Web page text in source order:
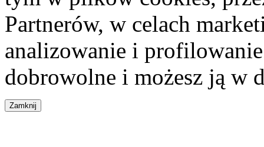
Partnerów, w celach
analizowanie i
dobrowolne i możesz ją w